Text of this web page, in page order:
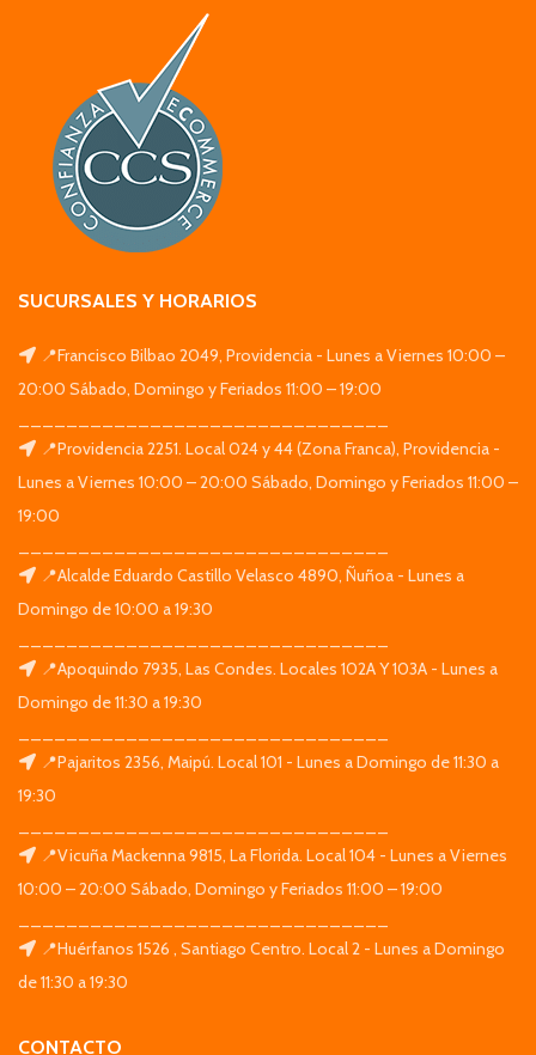
SUCURSALES Y HORARIOS
📍Francisco Bilbao 2049, Providencia - Lunes a Viernes 10:00 –
20:00 Sábado, Domingo y Feriados 11:00 – 19:00
📍Providencia 2251. Local 024 y 44 (Zona Franca), Providencia -
Lunes a Viernes 10:00 – 20:00 Sábado, Domingo y Feriados 11:00 –
19:00
📍Alcalde Eduardo Castillo Velasco 4890, Ñuñoa - Lunes a
Domingo de 10:00 a 19:30
📍Apoquindo 7935, Las Condes. Locales 102A Y 103A - Lunes a
Domingo de 11:30 a 19:30
📍Pajaritos 2356, Maipú. Local 101 - Lunes a Domingo de 11:30 a
19:30
📍Vicuña Mackenna 9815, La Florida. Local 104 - Lunes a Viernes
10:00 – 20:00 Sábado, Domingo y Feriados 11:00 – 19:00
📍Huérfanos 1526 , Santiago Centro. Local 2 - Lunes a Domingo
de 11:30 a 19:30
CONTACTO